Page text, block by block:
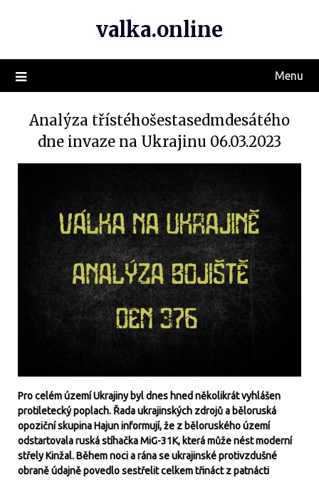
valka.online
Menu
Analýza třístéhošestasedmdesátého
dne invaze na Ukrajinu 06.03.2023
Pro celém území Ukrajiny byl dnes hned několikrát vyhlášen
protiletecký poplach. Řada ukrajinských zdrojů a běloruská
opoziční skupina Hajun informují, že z běloruského území
odstartovala ruská stíhačka MiG-31K, která může nést moderní
střely Kinžal. Během noci a rána se ukrajinské protivzdušné
obraně údajně povedlo sestřelit celkem třináct z patnácti